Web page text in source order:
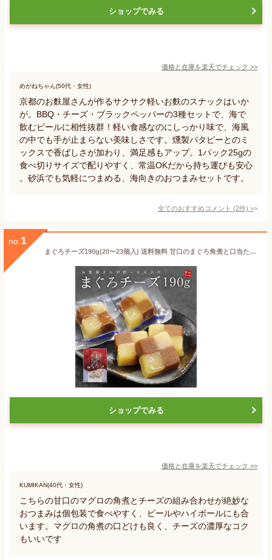
ショップでみる
価格と在庫を楽天でチェック >>
めがねちゃん(50代・女性)
京都のお麩屋さんが作るサクサク軽いお麩のスナックはいか
が。BBQ・チーズ・ブラックペッパーの3種セットで、海で
飲むビールに相性抜群！軽い食感なのにしっかり味で、海風
の中でも手が止まらない美味しさです。燻製バタピーとのミ
ックスで香ばしさが加わり、満足感もアップ。1パック25gの
食べ切りサイズで配りやすく、常温OKだから持ち運びも安心
。砂浜でも気軽につまめる、海向きのおつまみセットです。
全てのおすすめコメント (2件) >
no. 1
まぐろチーズ190g(20〜23個入) 送料無料 甘口のまぐろ角煮と口当たりまろやかなチーズが絶妙なハーモニー 個包装が便利（ポスト投函 常温便 同梱不可 代引不可 おつまみ 宅飲み 家飲み）[[まぐろチーズ]
ショップでみる
価格と在庫を楽天でチェック >>
KUMIKAN(40代・女性)
こちらの甘口のマグロの角煮とチーズの組み合わせが絶妙な
おつまみは個包装で食べやすく、ビールやハイボールにも合
います。マグロの角煮の口どけも良く、チーズの濃厚なコク
もいいです